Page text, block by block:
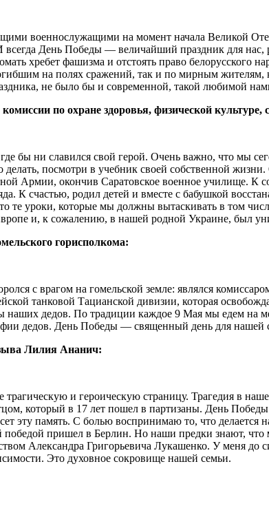
военнослужащими на момент начала Великой
День Победы — величайший праздник для нас,
хребет фашизма и отстоять право
на полях сражений, так и по мирным
не было бы и современной, такой любимой
по охране здоровья, физической
бы ни славился свой герой. Очень важно, что мы
посмотри в учебник своей собственной
Армии, окончив Саратовское военное училище.
К счастью, родил детей и вместе с бабушкой
те уроки, которые мы должны вытаскивать в том
и, к сожалению, в нашей родной Украине, был
горисполкома:
с врагом на гомельской земле: являлся
танковой Тацианской дивизии, которая
дедов. По традиции каждое 9 Мая мы едем на
дедов. День Победы — священный день для нашей
Лилия Ананич:
и героическую страницу. Трагедия в
который в 17 лет пошел в партизаны. День
эту память. С болью воспринимаю то, что
победой пришел в Берлин. Но наши предки знают, что
Александра Григорьевича Лукашенко. У меня
Это духовное сокровище нашей семьи.